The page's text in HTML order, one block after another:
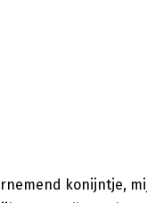
konijntje,